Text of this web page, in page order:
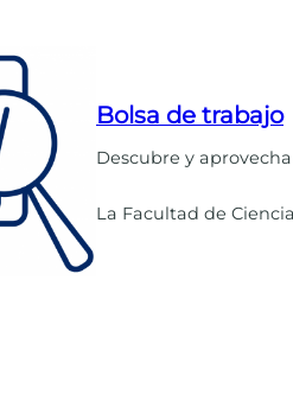
Bolsa de trabajo
Descubre y
La Facultad de